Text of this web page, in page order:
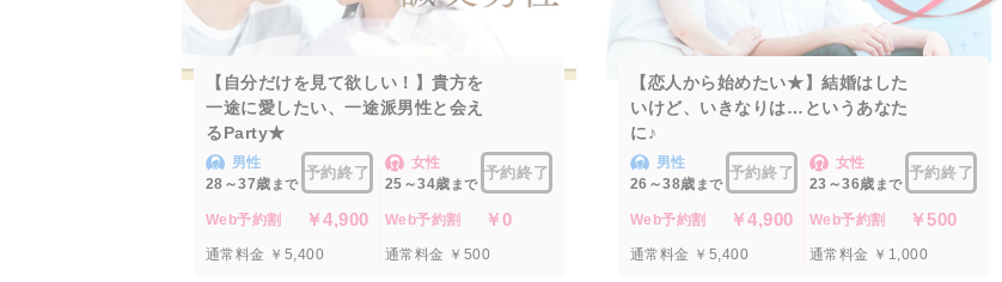
【自分だけを見て欲しい！】貴方を
一途に愛したい、一途派男性と会え
るParty★
男性
28～37歳 まで
予約終了
Web予約割 ￥4,900
通常料金 ￥5,400
女性
25～34歳 まで
予約終了
Web予約割 ￥0
通常料金 ￥500
【恋人から始めたい★】結婚はした
いけど、いきなりは…というあなた
に♪
男性
26～38歳 まで
予約終了
Web予約割 ￥4,900
通常料金 ￥5,400
女性
23～36歳 まで
予約終了
Web予約割 ￥500
通常料金 ￥1,000